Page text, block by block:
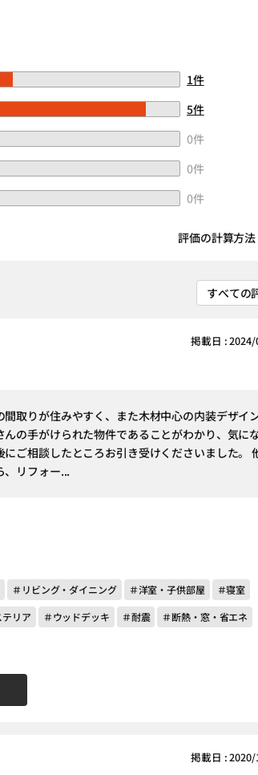
1件
5件
0件
0件
0件
評価の計算方法
掲載日 :
取りが住みやすく、また木材中心の内装デザイ
の手がけられた物件であることがわかり、気に
ご相談したところお引き受けくださいました。 他
、リフォー...
＃リビング・ダイニング ＃洋室・子供部屋
＃寝室
リア ＃ウッドデッキ ＃耐震
＃断熱・窓・省エネ
掲載日 :